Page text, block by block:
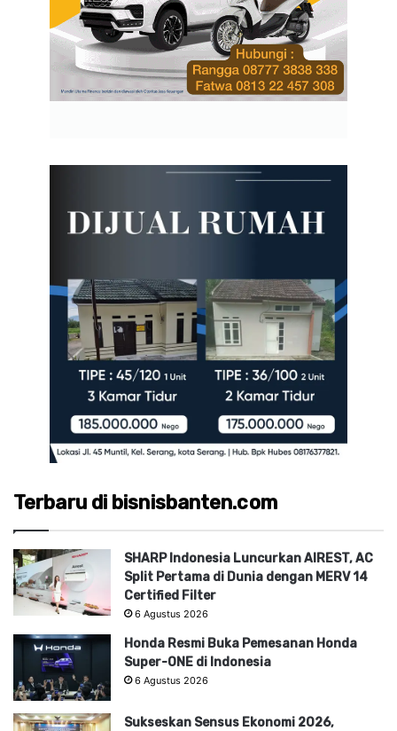
Terbaru di bisnisbanten.com
SHARP Indonesia Luncurkan AIREST, AC
Split Pertama di Dunia dengan MERV 14
Certified Filter
6 Agustus 2026
Honda Resmi Buka Pemesanan Honda
Super-ONE di Indonesia
6 Agustus 2026
Sukseskan Sensus Ekonomi 2026,